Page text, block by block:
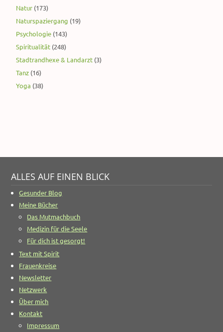
Natur (173)
Naturspaziergang (19)
Psychologie (143)
Spiritualität (248)
Stadtrandhexe & Landarzt (3)
Tanz (16)
Yoga (38)
ALLES AUF EINEN BLICK
Gesunder Blog
Meine Bücher
Das Mutmachbuch
Medizin für die Seele
Für dich ist gesorgt!
Text mit Spirit
Frauenkreise
Newsletter
Netzwerk
Über mich
Kontakt
Impressum